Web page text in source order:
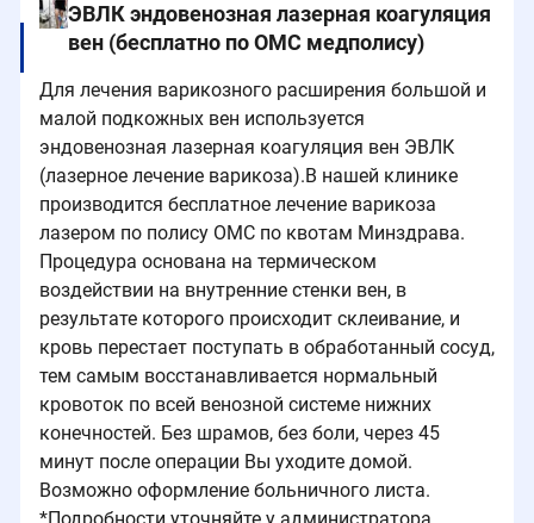
ЭВЛК эндовенозная лазерная коагуляция
вен (бесплатно по ОМС медполису)
Для лечения варикозного расширения большой и
малой подкожных вен используется
эндовенозная лазерная коагуляция вен ЭВЛК
(лазерное лечение варикоза).В нашей клинике
производится бесплатное лечение варикоза
лазером по полису ОМС по квотам Минздрава.
Процедура основана на термическом
воздействии на внутренние стенки вен, в
результате которого происходит склеивание, и
кровь перестает поступать в обработанный сосуд,
тем самым восстанавливается нормальный
кровоток по всей венозной системе нижних
конечностей. Без шрамов, без боли, через 45
минут после операции Вы уходите домой.
Возможно оформление больничного листа.